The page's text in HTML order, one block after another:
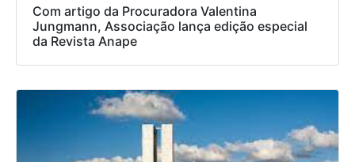
Com artigo da Procuradora Valentina
Jungmann, Associação lança edição especial
da Revista Anape